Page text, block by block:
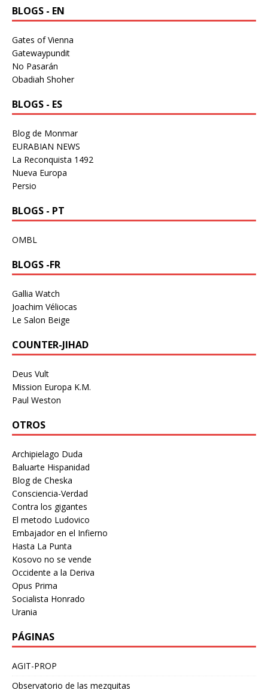
BLOGS - EN
Gates of Vienna
Gatewaypundit
No Pasarán
Obadiah Shoher
BLOGS - ES
Blog de Monmar
EURABIAN NEWS
La Reconquista 1492
Nueva Europa
Persio
BLOGS - PT
OMBL
BLOGS -FR
Gallia Watch
Joachim Véliocas
Le Salon Beige
COUNTER-JIHAD
Deus Vult
Mission Europa K.M.
Paul Weston
OTROS
Archipielago Duda
Baluarte Hispanidad
Blog de Cheska
Consciencia-Verdad
Contra los gigantes
El metodo Ludovico
Embajador en el Infierno
Hasta La Punta
Kosovo no se vende
Occidente a la Deriva
Opus Prima
Socialista Honrado
Urania
PÁGINAS
AGIT-PROP
Observatorio de las mezquitas